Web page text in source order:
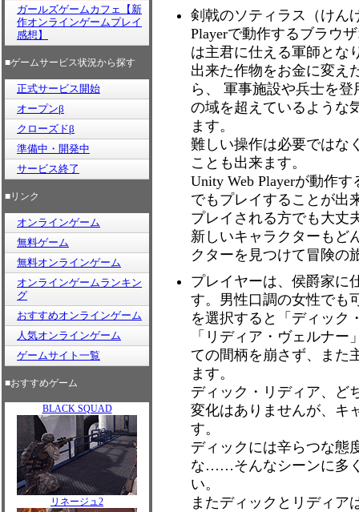
ガールズゲームカフェ【新
作オンラインゲームプレイ
感想】
■ゲームサービス状況から探す
正式サービス開始
オープンβ
クローズドβ
準備中・開発中
サービス終了
■リンク
オンラインゲーム
無料ゲーム
無料オンラインゲーム
オンラインゲームランキン
グ
おすすめオンラインゲーム
人気オンラインゲーム
ゲームサイト一覧
■おすすめゲーム
BLACK SQUAD
リネージュ2
剣戟のソティラス（けん
Playerで動作するブラウ
は主君に仕える軍師とな
出来た作物をお金に変え
ら、 軍事施設や兵士を
の域を超えているような
ます。
難しい操作は必要ではな
ことも出来ます。
Unity Web Playerが動作
でもプレイすることが出
プレイされる方でも大丈
新しいキャラクターもど
クターを見つけて冒険の
プレイヤーは、侯爵家に
す。男性口調の女性でも
を選択すると「ディック
「リディア・ヴェルナ
ての間柄を崩さず、また
ます。
ディック・リディア、ど
変化はありませんが、キ
す。
ディックには辛らつな態
な……そんなシーンに多
い。
またディックとリディア